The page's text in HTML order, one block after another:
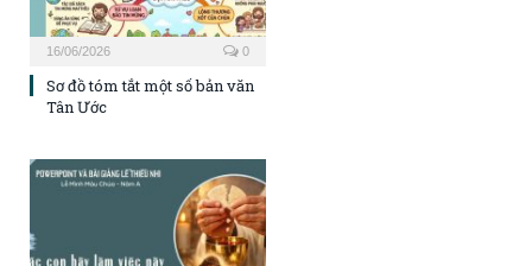
16/06/2026 0
Sơ đồ tóm tắt một số bản văn
Tân Ước